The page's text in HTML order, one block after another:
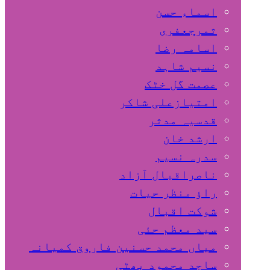
اسماء حسن
ثمرجعفری
اسامہ رضا
نسیم شاہد
عصمت گل خٹک
امتیازعلی شاکر
قدسیہ مدثر
ارشد خان
سدرہ نسیم
ناصراقبال آزاد
راؤ منظر حیات
شوکت اقبال
سید معظم حئی
میاں محمد حسنین فاروق کمیانہ
ساجد محمود بھٹی